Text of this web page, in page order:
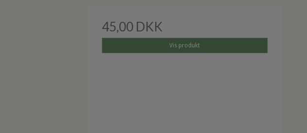
45,00 DKK
Vis produkt